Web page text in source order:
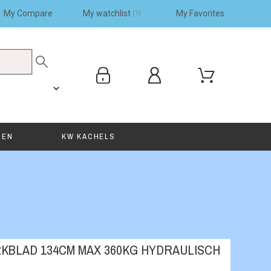
My Compare My watchlist 1 My Favorites
KW KACHELS
134CM MAX 360KG HYDRAULISCH